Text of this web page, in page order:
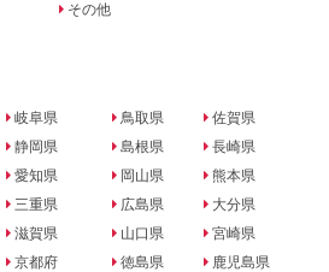
その他
岐阜県
静岡県
愛知県
三重県
滋賀県
京都府
鳥取県
島根県
岡山県
広島県
山口県
徳島県
佐賀県
長崎県
熊本県
大分県
宮崎県
鹿児島県